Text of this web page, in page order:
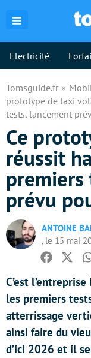
Electricité
Tomsguide.fr
prototype de taxi
tests, lancement
Ce
réussit
premiers
prévu
ANTOINE
, le 15 mai
Facebook
C’est
les premiers
atterrissage
ainsi faire du
d’ici 2026 et il